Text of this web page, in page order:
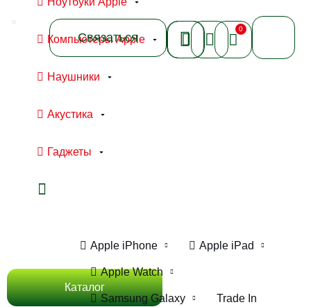
Компьютеры Apple
Наушники
Акустика
Гаджеты
Связаться
0
Каталог
Apple iPhone Apple iPad
Apple Watch
Samsung Galaxy Trade In